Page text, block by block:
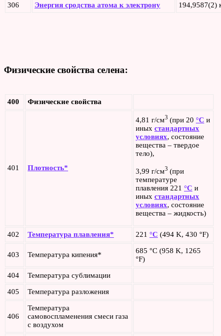
306 Энергия сродства атома к электрону 194,9587(2)
Физические свойства селена:
400 Физические свойства
401 Плотность*
4,81 г/см3 (при 20 °C и
иных стандартных
условиях, состояние
вещества – твердое
тело),
3,99 г/см3 (при
температуре
плавления 221 °C и
иных стандартных
условиях, состояние
вещества – жидкость)
402 Температура плавления* 221 °C (494 K, 430 °F)
403 Температура кипения*
685 °C (958 K, 1265
°F)
404 Температура сублимации
405 Температура разложения
406
Температура
самовоспламенения смеси газа
с воздухом